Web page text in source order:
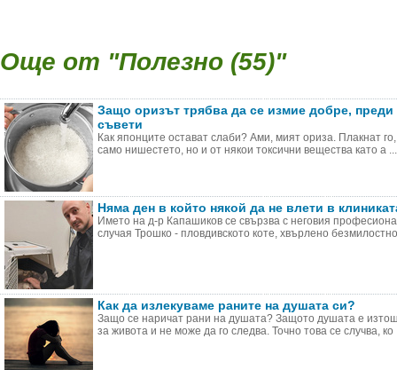
Още от "Полезно (55)"
Защо оризът трябва да се измие добре, преди
съвети
Как японците остават слаби? Ами, мият ориза. Плакнат
само нишестето, но и от някои токсични вещества като а ...
Няма ден в който някой да не влети в
Името на д-р Капашиков се свързва с неговия
случая Трошко - пловдивското коте, хвърлено
Как да излекуваме раните на душата си?
Защо се наричат рани на душата? Защото душата е
за живота и не може да го следва. Точно това се случва, ко